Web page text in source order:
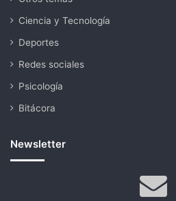
Ciencia y Tecnología
Deportes
Redes sociales
Psicología
Bitácora
Newsletter